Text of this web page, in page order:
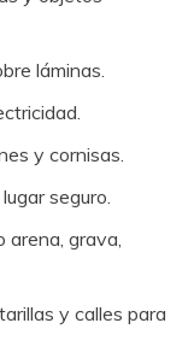
láminas.
y cornisas.
seguro.
arena, grava,
y calles para